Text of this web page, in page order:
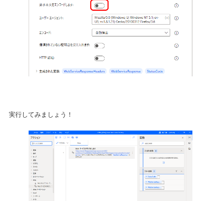
実行してみましょう！